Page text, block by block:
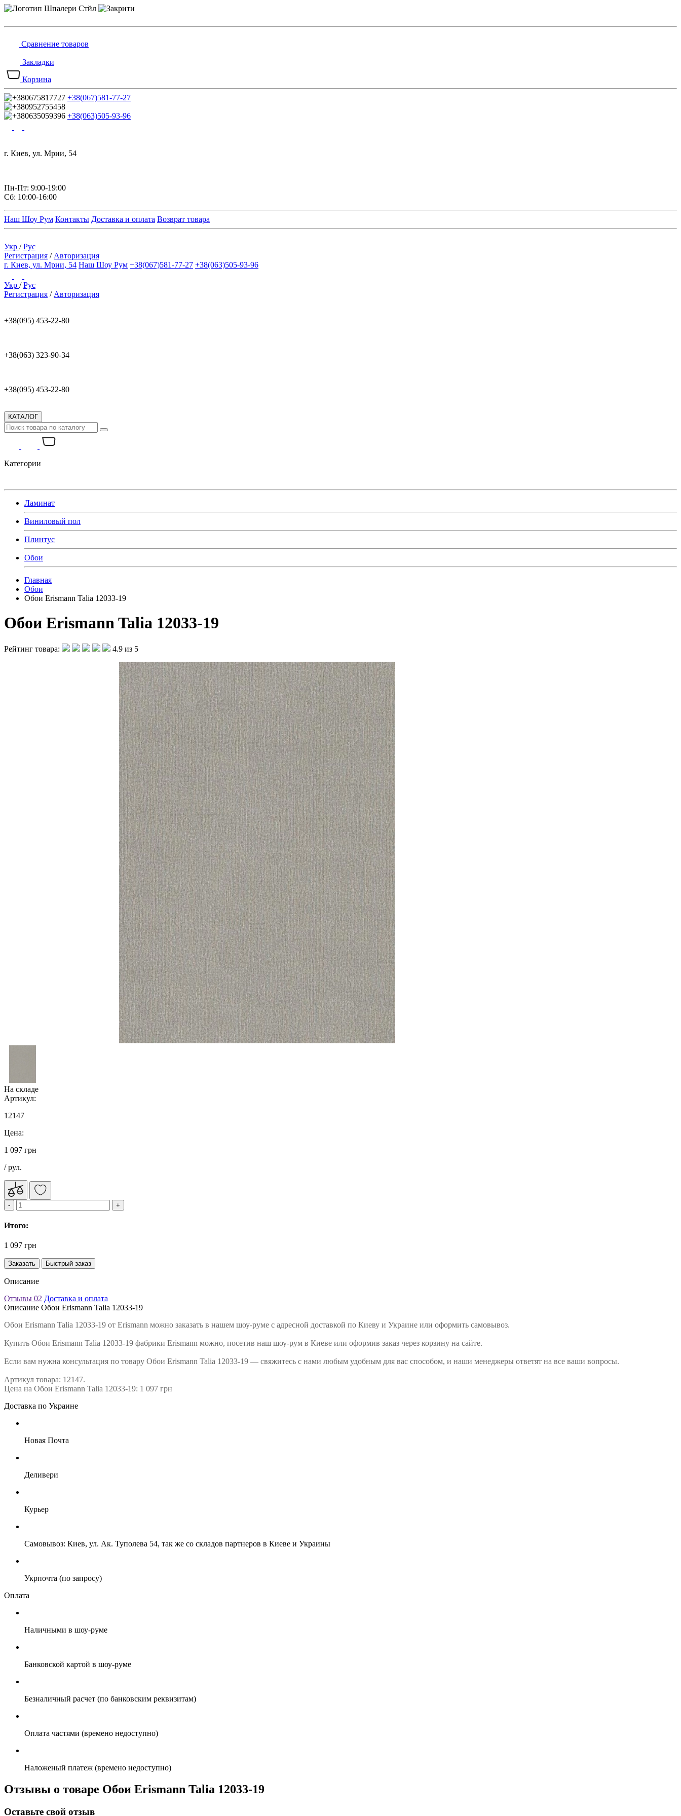
Сравнение товаров
Закладки
Корзина
+38(067)581-77-27
+38(063)505-93-96
г. Киев, ул. Мрии, 54
Пн-Пт: 9:00-19:00
Сб: 10:00-16:00
Наш Шоу Рум Контакты Доставка и оплата Возврат товара
Укр /Рус
Регистрация / Авторизация
г. Киев, ул. Мрии, 54 Наш Шоу Рум +38(067)581-77-27 +38(063)505-93-96
Укр /Рус
Регистрация / Авторизация
+38(095) 453-22-80
+38(063) 323-90-34
+38(095) 453-22-80
КАТАЛОГ
Категории
Ламинат
Виниловый пол
Плинтус
Обои
Главная
Обои
Обои Erismann Talia 12033-19
Обои Erismann Talia 12033-19
Рейтинг товара: 4.9 из 5
На складе
Артикул:
12147
Цена:
1 097 грн
/ рул.
Итого:
1 097 грн
Заказать Быстрый заказ
Описание
Отзывы 02 Доставка и оплата
Описание Обои Erismann Talia 12033-19
Обои Erismann Talia 12033-19 от Erismann можно заказать в нашем шоу-руме с адресной доставкой по Киеву и Украине или оформить самовывоз.
Купить Обои Erismann Talia 12033-19 фабрики Erismann можно, посетив наш шоу-рум в Киеве или оформив заказ через корзину на сайте.
Если вам нужна консультация по товару Обои Erismann Talia 12033-19 — свяжитесь с нами любым удобным для вас способом, и наши менеджеры ответят на все ваши вопросы.
Артикул товара: 12147.
Цена на Обои Erismann Talia 12033-19: 1 097 грн
Доставка по Украине
Новая Почта
Деливери
Курьер
Самовывоз: Киев, ул. Ак. Туполева 54, так же со складов партнеров в Киеве и Украины
Укрпочта (по запросу)
Оплата
Наличными в шоу-руме
Банковской картой в шоу-руме
Безналичный расчет (по банковским реквизитам)
Оплата частями (времено недоступно)
Наложеный платеж (времено недоступно)
Отзывы о товаре Обои Erismann Talia 12033-19
Оставьте свой отзыв